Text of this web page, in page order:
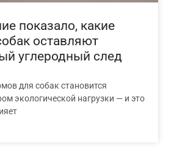
показало, какие
оставляют
углеродный след
для собак становится
экологической нагрузки — и это